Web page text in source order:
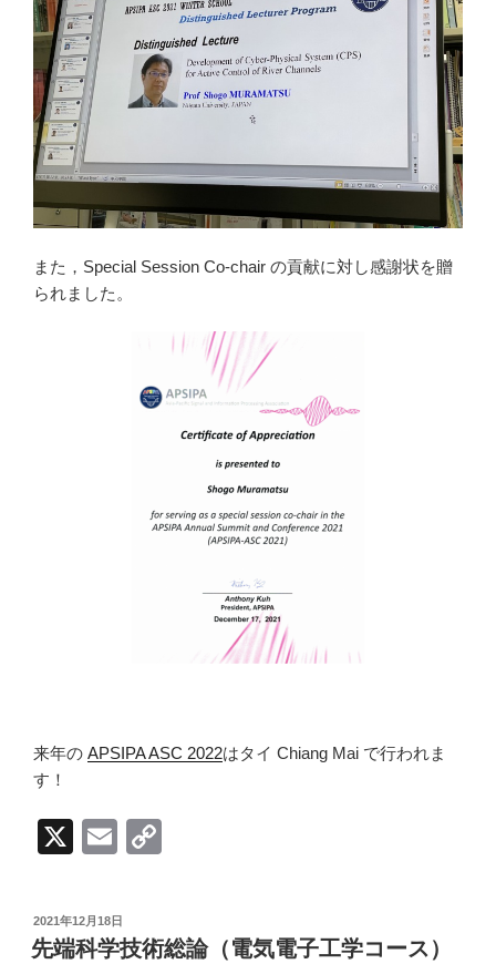
また，Special Session Co-chair の貢献に対し感謝状を贈
られました。
来年の APSIPA ASC 2022はタイ Chiang Mai で行われま
す！
X
E
ail
y
投
稿
日:
2021年12月18日
先端科学技術総論（電気電子工学コース）